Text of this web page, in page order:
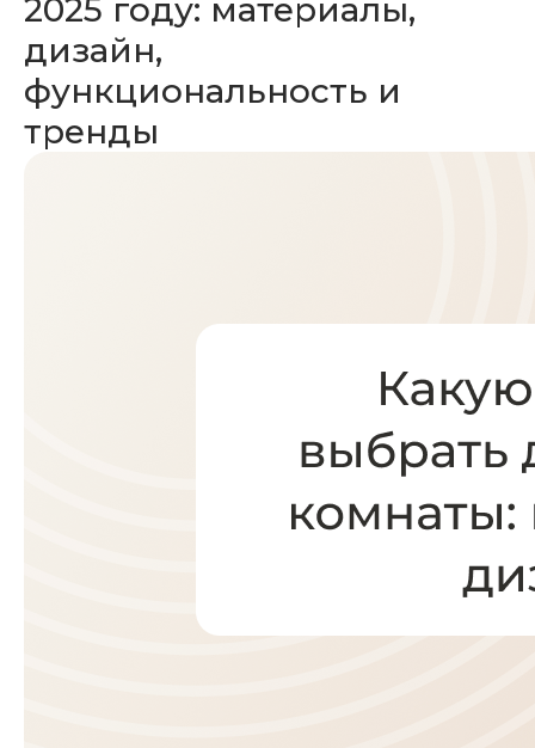
2025 году: материалы,
дизайн,
функциональность и
тренды